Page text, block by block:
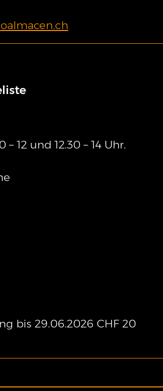
12 und 12.30 – 14 Uhr.
bis 29.06.2026 CHF 20